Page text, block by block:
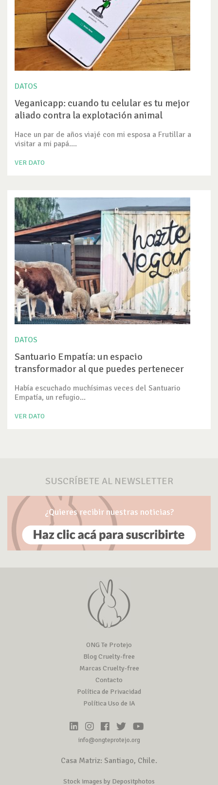
DATOS
Veganicapp: cuando tu celular es tu mejor
aliado contra la explotación animal
Hace un par de años viajé con mi esposa a Frutillar a
visitar a mi papá....
VER DATO
DATOS
Santuario Empatía: un espacio
transformador al que puedes pertenecer
Había escuchado muchísimas veces del Santuario
Empatía, un refugio...
VER DATO
SUSCRÍBETE AL NEWSLETTER
¿Quieres recibir nuestras noticias?
ONG Te Protejo
Blog Cruelty-free
Marcas Cruelty-free
Contacto
Política de Privacidad
Política Uso de IA
info@ongteprotejo.org
Casa Matriz: Santiago, Chile.
Stock images by Depositphotos